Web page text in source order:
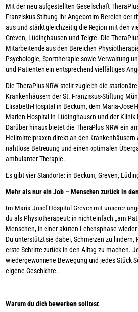
Mit der neu aufgestellten Gesellschaft
Franziskus Stiftung ihr Angebot im Bereich der
aus und stärkt gleichzeitig die Region mit den
Greven, Lüdinghausen und Telgte. Die
Mitarbeitende aus den Bereichen
Psychologie, Sporttherapie sowie Verwaltung
und Patienten ein entsprechend vielfältiges
Die TheraPlus NRW stellt zugleich die
Krankenhäusern der St. Franziskus-Stiftung
Elisabeth-Hospital in Beckum, dem Maria-
Marien-Hospital in Lüdinghausen und der Klinik
Darüber hinaus bietet die TheraPlus NRW ein
Heilmittelpraxen direkt an den Krankenhäusern
nahtlose Betreuung und einen optimalen
ambulanter Therapie.
Es gibt vier Standorte: in Beckum, Greven,
Mehr als nur ein Job – Menschen zurück in
Im Maria-Josef Hospital Greven mit unserer
du als Physiotherapeut: in nicht einfach „am
Menschen, in einer akuten Lebensphase
Du unterstützt sie dabei, Schmerzen zu lindern,
erste Schritte zurück in den Alltag zu machen.
wiedergewonnene Bewegung und jedes Stück
eigene Geschichte.
Warum du dich bewerben solltest